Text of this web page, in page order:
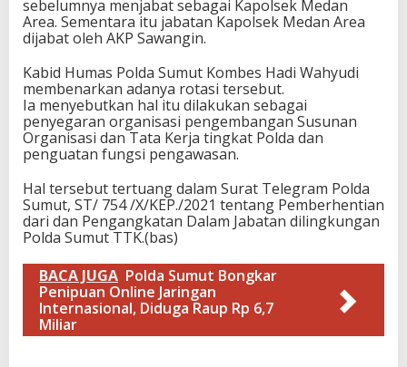
sebelumnya menjabat sebagai Kapolsek Medan
Area. Sementara itu jabatan Kapolsek Medan Area
dijabat oleh AKP Sawangin.
Kabid Humas Polda Sumut Kombes Hadi Wahyudi
membenarkan adanya rotasi tersebut.
Ia menyebutkan hal itu dilakukan sebagai
penyegaran organisasi pengembangan Susunan
Organisasi dan Tata Kerja tingkat Polda dan
penguatan fungsi pengawasan.
Hal tersebut tertuang dalam Surat Telegram Polda
Sumut, ST/ 754 /X/KEP./2021 tentang Pemberhentian
dari dan Pengangkatan Dalam Jabatan dilingkungan
Polda Sumut TTK.(bas)
BACA JUGA Polda Sumut Bongkar
Penipuan Online Jaringan
Internasional, Diduga Raup Rp 6,7
Miliar